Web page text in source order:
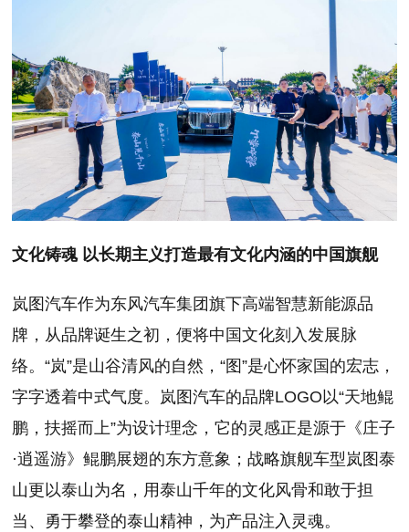
文化铸魂 以长期主义打造最有文化内涵的中国旗舰
岚图汽车作为东风汽车集团旗下高端智慧新能源品
牌，从品牌诞生之初，便将中国文化刻入发展脉
络。“岚”是山谷清风的自然，“图”是心怀家国的宏志，
字字透着中式气度。岚图汽车的品牌LOGO以“天地鲲
鹏，扶摇而上”为设计理念，它的灵感正是源于《庄子
·逍遥游》鲲鹏展翅的东方意象；战略旗舰车型岚图泰
山更以泰山为名，用泰山千年的文化风骨和敢于担
当、勇于攀登的泰山精神，为产品注入灵魂。